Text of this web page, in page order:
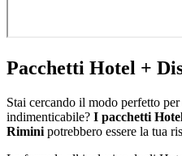
Pacchetti Hotel +
Stai cercando il modo perfetto
indimenticabile? I pacchetti
Rimini potrebbero essere la tua